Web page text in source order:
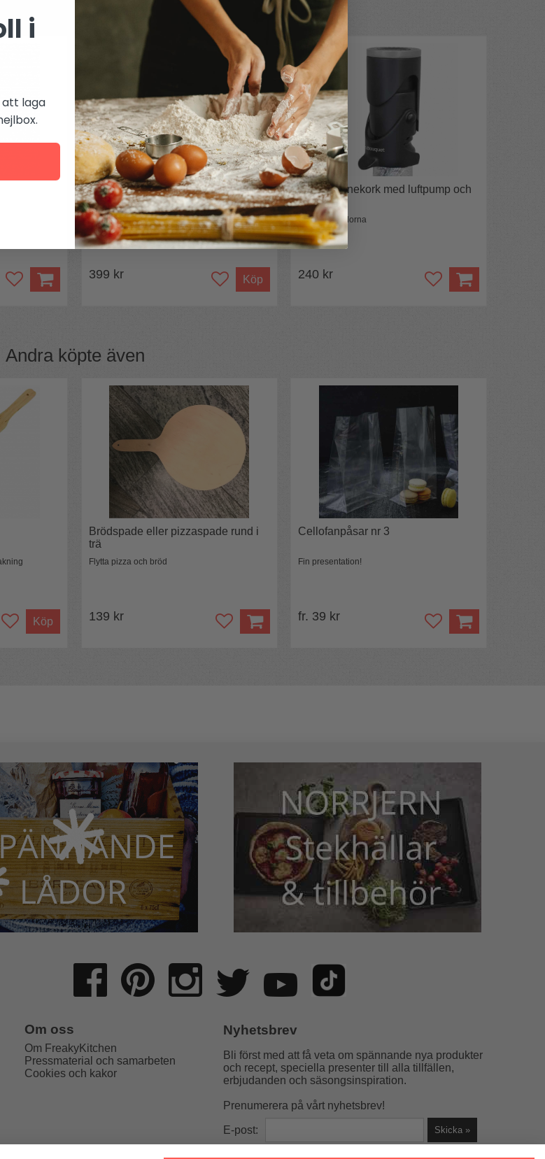
Mer från VinBouquet
Doftlåda 12st aromer för röda och
vita viner
Lär dig hitta smaken
399 kr Köp
Champagnekork med luftpump och
datum
Bevara bubblorna
240 kr
Andra köpte även
Köp
Brödspade eller pizzaspade rund i
trä
Flytta pizza och bröd
139 kr
Cellofanpåsar nr 3
Fin presentation!
fr. 39 kr
Om oss
Om FreakyKitchen
Pressmaterial och samarbeten
Cookies och kakor
Nyhetsbrev
Bli först med att få veta om spännande nya produkter
och recept, speciella presenter till alla tillfällen,
erbjudanden och säsongsinspiration.
Prenumerera på vårt nyhetsbrev!
E-post:
i
att laga